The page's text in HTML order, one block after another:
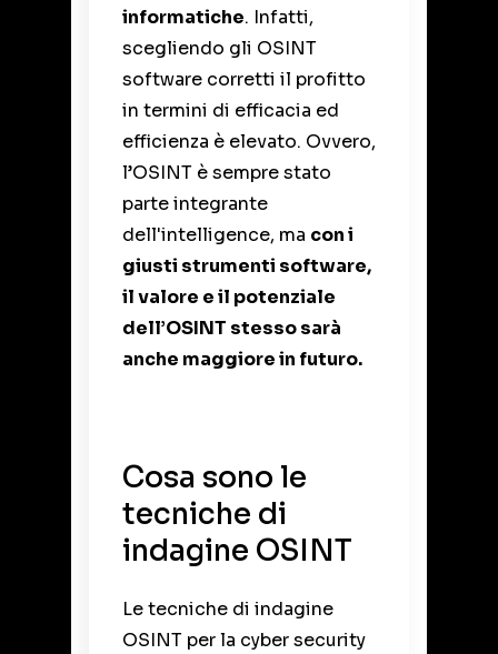
informatiche. Infatti,
scegliendo gli OSINT
software corretti il profitto
in termini di efficacia ed
efficienza è elevato. Ovvero,
l’OSINT è sempre stato
parte integrante
dell'intelligence, ma con i
giusti strumenti software,
il valore e il potenziale
dell’OSINT stesso sarà
anche maggiore in futuro.
Cosa sono le
tecniche di
indagine OSINT
Le tecniche di indagine
OSINT per la cyber security